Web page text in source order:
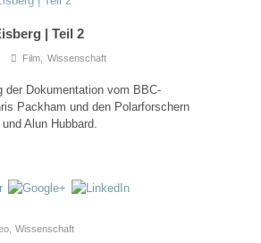
| Teil 2
Film Wissenschaft
der Dokumentation vom BBC-
Packham und den Polarforschern
Alun Hubbard.
, Wissenschaft